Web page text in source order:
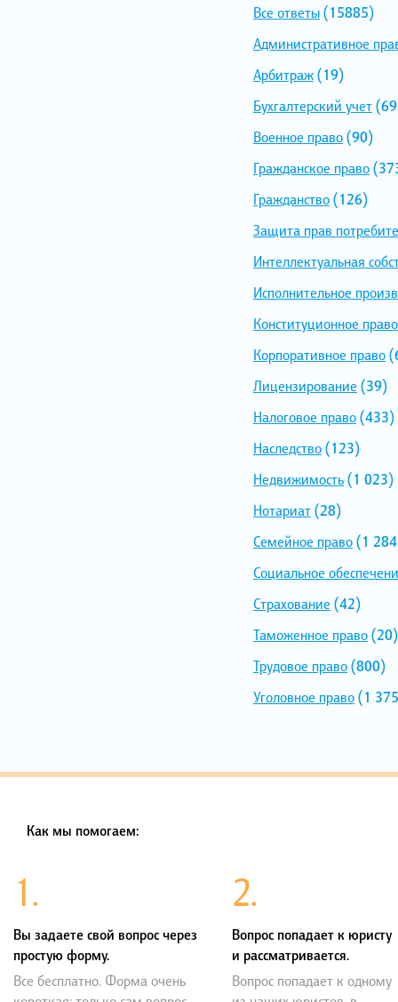
Все ответы(15885)
Административное
Арбитраж(19)
Бухгалтерский учет
Военное право(90)
Гражданское право
Гражданство(126)
Защита прав
Интеллектуальная
Исполнительное
Конституционное право
Корпоративное право
Лицензирование (39)
Налоговое право(433)
Наследство(123)
Недвижимость(1 023)
Нотариат(28)
Семейное право(1
Социальное
Страхование (42)
Таможенное право(20)
Трудовое право(800)
Уголовное право(1
Как мы помогаем:
1.
Вы задаете свой вопрос через
простую форму.
Все бесплатно. Форма очень
2.
Вопрос попадает к юристу
и рассматривается.
Вопрос попадает к одному